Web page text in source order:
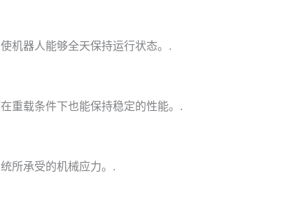
机器人能够全天保持运行状态。.
重载条件下也能保持稳定的性能。.
所承受的机械应力。.